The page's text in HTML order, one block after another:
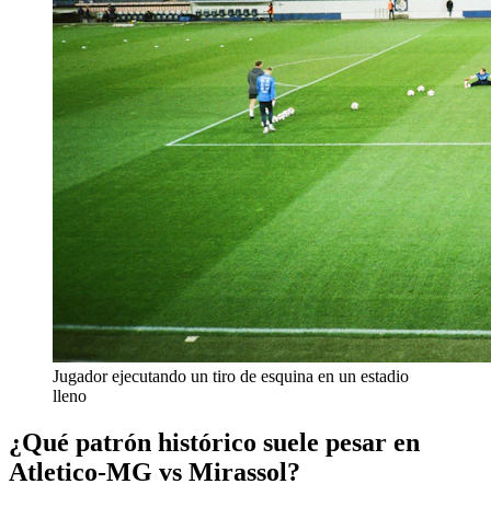
Jugador ejecutando un tiro de esquina en un estadio
lleno
¿Qué patrón histórico suele pesar en
Atletico-MG vs Mirassol?